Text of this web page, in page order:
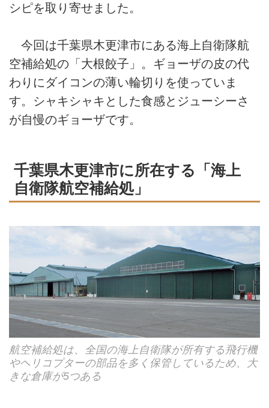
シピを取り寄せました。
今回は千葉県木更津市にある海上自衛隊航
空補給処の「大根餃子」。ギョーザの皮の代
わりにダイコンの薄い輪切りを使っていま
す。シャキシャキとした食感とジューシーさ
が自慢のギョーザです。
千葉県木更津市に所在する「海上
自衛隊航空補給処」
航空補給処は、全国の海上自衛隊が所有する飛行機
やヘリコプターの部品を多く保管しているため、大
きな倉庫が5つある